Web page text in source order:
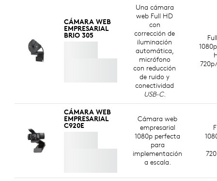
CÁMARA WEB
EMPRESARIAL
BRIO 305
Una cámara
web Full HD
con
corrección de
iluminación
automática,
micrófono
con reducción
de ruido y
conectividad
USB-C.
CÁMARA WEB
EMPRESARIAL
C920E
Cámara web
empresarial
1080p perfecta
para
implementación
a escala.